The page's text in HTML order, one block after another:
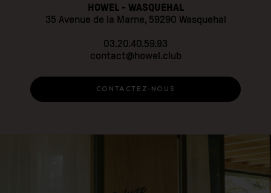
HOWEL - WASQUEHAL
35 Avenue de la Marne, 59290 Wasquehal
03.20.40.59.93
contact@howel.club
CONTACTEZ-NOUS